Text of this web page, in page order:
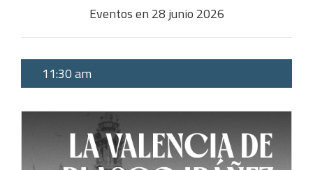
Eventos en 28 junio 2026
11:30 am